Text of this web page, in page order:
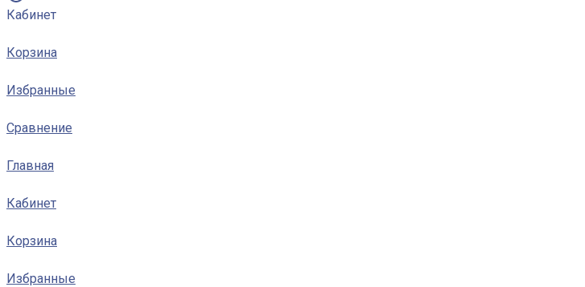
Кабинет
Корзина
Избранные
Сравнение
Главная
Кабинет
Корзина
Избранные